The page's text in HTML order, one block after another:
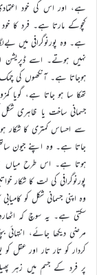
ہے، اور اس کی خود
کچوکے مارتا ہے۔ فرد کا
ہے۔ وہ پورنوگرافی میں
نہیں ہوتے۔ اسے
ہوجاتا ہے۔ آنکھوں کی
تھکا سا ہو جاتا ہے، گویا
جسمانی ساخت یا ظاہری
سے احساس کمتری کا شکار
جاتا ہے۔ وہ اپنے جیون
ہوتا ہے۔ اس طرح میاں
پورنوگرافی کی لت کا شکار
وہ اپنی جسمانی شکل کو
سکتی ہے۔ یہ سوچ کہ
مرضی دیکھا جائے،
کردار کو تار تار اور عقل
پر فرد کے جسم میں زہر